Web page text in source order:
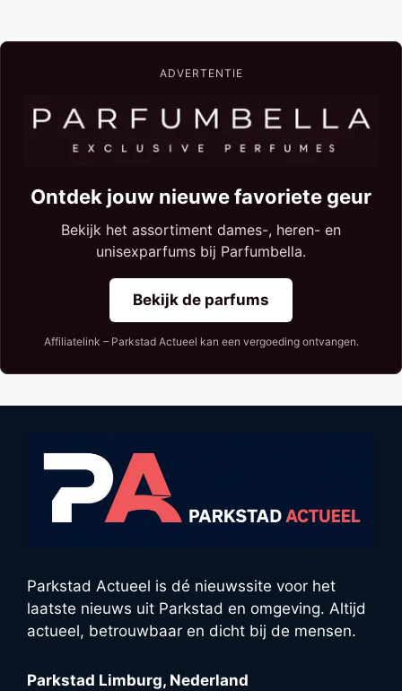
ADVERTENTIE
Ontdek jouw nieuwe favoriete geur
Bekijk het assortiment dames-, heren- en
unisexparfums bij Parfumbella.
Bekijk de parfums
Affiliatelink – Parkstad Actueel kan een vergoeding ontvangen.
Parkstad Actueel is dé nieuwssite voor het
laatste nieuws uit Parkstad en omgeving. Altijd
actueel, betrouwbaar en dicht bij de mensen.
Parkstad Limburg, Nederland